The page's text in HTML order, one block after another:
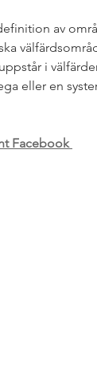
av
i
eller en
Facebook